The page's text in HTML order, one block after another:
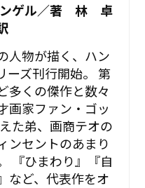
ンゲル／著 林 卓
人物が描く、ハン
ーズ刊行開始。 第
多くの傑作と数々
画家ファン・ゴッ
た弟、画商テオの
ンセントのあまり
『ひまわり』『自
など、代表作をオ